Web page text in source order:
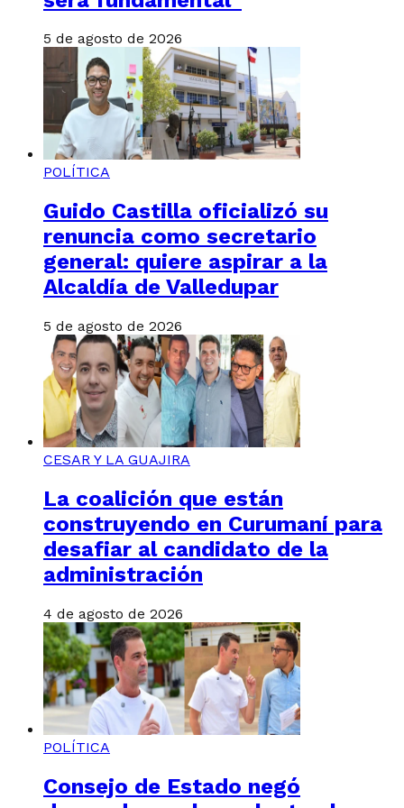
5 de agosto de 2026
POLÍTICA
Guido Castilla oficializó su
renuncia como secretario
general: quiere aspirar a la
Alcaldía de Valledupar
5 de agosto de 2026
CESAR Y LA GUAJIRA
La coalición que están
construyendo en Curumaní para
desafiar al candidato de la
administración
4 de agosto de 2026
POLÍTICA
Consejo de Estado negó